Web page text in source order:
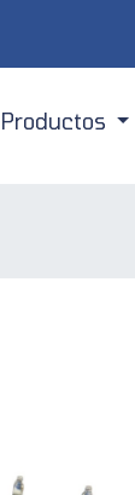
Productos